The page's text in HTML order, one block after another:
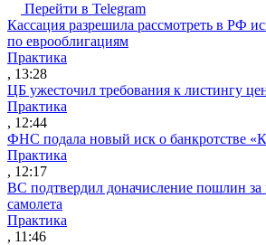
Перейти в Telegram
Кассация разрешила рассмотреть в РФ
по еврооблигациям
Практика
, 13:28
ЦБ ужесточил требования к листингу
Практика
, 12:44
ФНС подала новый иск о банкротстве
Практика
, 12:17
ВС подтвердил доначисление пошлин
самолета
Практика
, 11:46